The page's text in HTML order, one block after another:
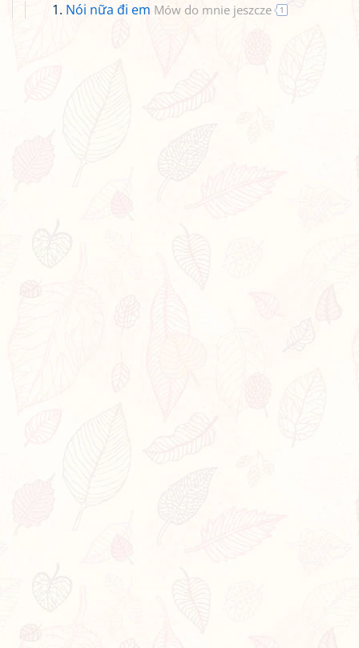
Nói nữa đi em Mów do mnie jeszcze 1